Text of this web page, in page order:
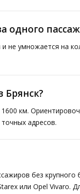
одного
не умножается на
Брянск?
км.
адресов.
без
или Opel Vivaro.